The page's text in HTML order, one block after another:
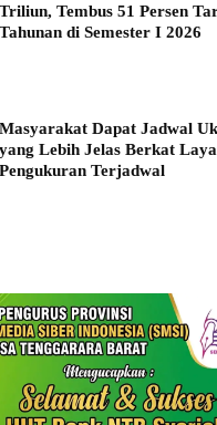
Triliun, Tembus 51 Persen
Tahunan di Semester I 2026
Masyarakat Dapat Jadwal
yang Lebih Jelas Berkat
Pengukuran Terjadwal